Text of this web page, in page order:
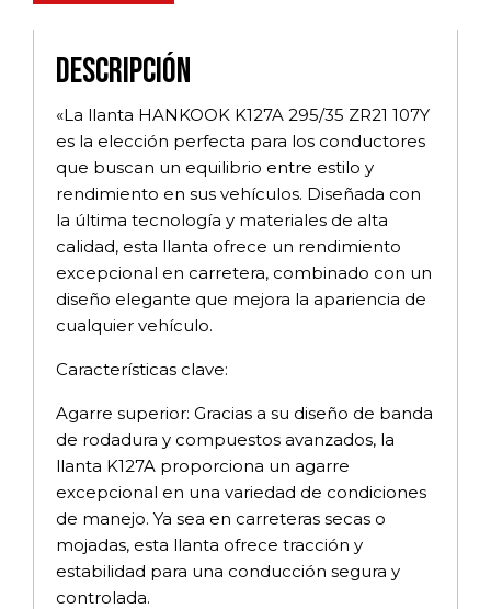
Descripción
«La llanta HANKOOK K127A 295/35 ZR21 107Y
es la elección perfecta para los conductores
que buscan un equilibrio entre estilo y
rendimiento en sus vehículos. Diseñada con
la última tecnología y materiales de alta
calidad, esta llanta ofrece un rendimiento
excepcional en carretera, combinado con un
diseño elegante que mejora la apariencia de
cualquier vehículo.
Características clave:
Agarre superior: Gracias a su diseño de banda
de rodadura y compuestos avanzados, la
llanta K127A proporciona un agarre
excepcional en una variedad de condiciones
de manejo. Ya sea en carreteras secas o
mojadas, esta llanta ofrece tracción y
estabilidad para una conducción segura y
controlada.